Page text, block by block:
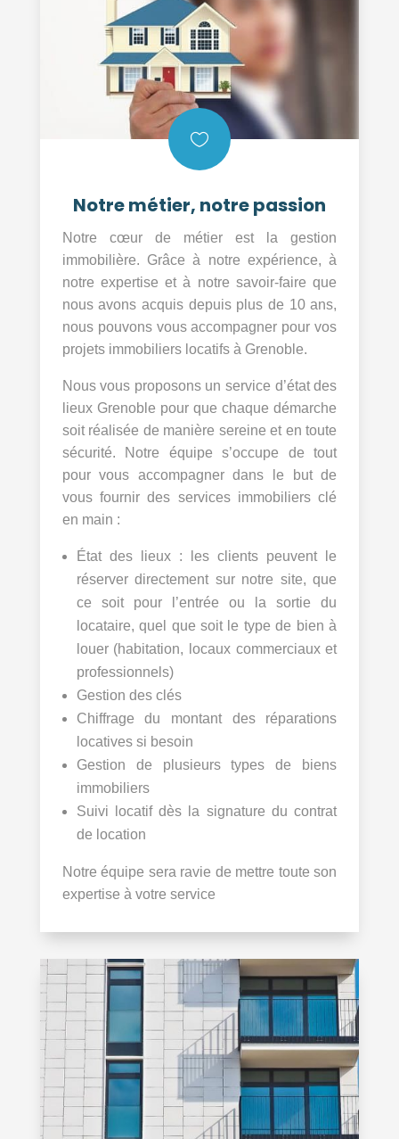

Notre métier, notre passion
Notre cœur de métier est la gestion
immobilière. Grâce à notre expérience, à
notre expertise et à notre savoir-faire que
nous avons acquis depuis plus de 10 ans,
nous pouvons vous accompagner pour vos
projets immobiliers locatifs à Grenoble.
Nous vous proposons un service d’état des
lieux Grenoble pour que chaque démarche
soit réalisée de manière sereine et en toute
sécurité. Notre équipe s’occupe de tout
pour vous accompagner dans le but de
vous fournir des services immobiliers clé
en main :
État des lieux : les clients peuvent le
réserver directement sur notre site, que
ce soit pour l’entrée ou la sortie du
locataire, quel que soit le type de bien à
louer (habitation, locaux commerciaux et
professionnels)
Gestion des clés
Chiffrage du montant des réparations
locatives si besoin
Gestion de plusieurs types de biens
immobiliers
Suivi locatif dès la signature du contrat
de location
Notre équipe sera ravie de mettre toute son
expertise à votre service